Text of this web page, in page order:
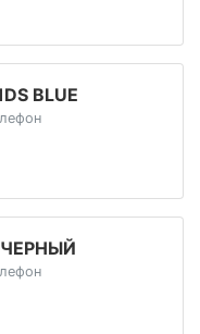
BLUE
ЧЕРНЫЙ